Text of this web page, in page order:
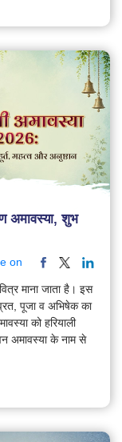
अमावस्या, शुभ
on
माना जाता है। इस
पूजा व अभिषेक का
को हरियाली
अमावस्या के नाम से